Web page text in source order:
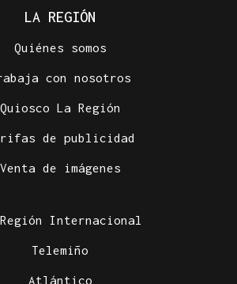
LA REGIÓN
Quiénes somos
con nosotros
Quiosco La Región
de publicidad
Venta de imágenes
Internacional
Telemiño
Atlántico